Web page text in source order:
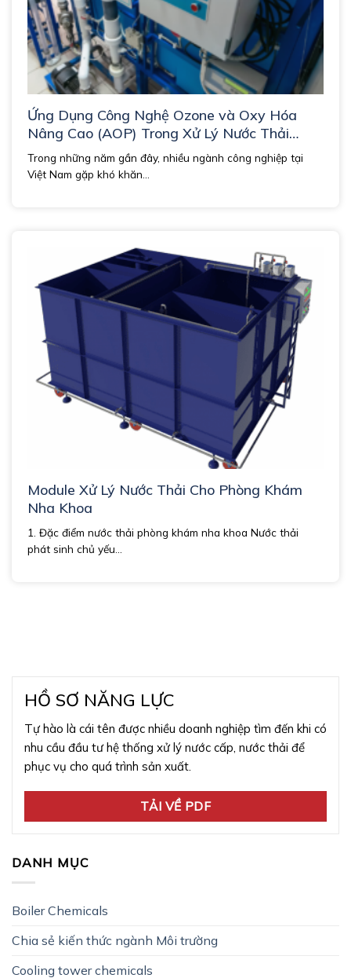
HỒ SƠ NĂNG LỰC
Tự hào là cái tên được nhiều doanh nghiệp tìm đến khi có
nhu cầu đầu tư hệ thống xử lý nước cấp, nước thải để
phục vụ cho quá trình sản xuất.
TẢI VỀ PDF
DANH MỤC
Boiler Chemicals
Chia sẻ kiến thức ngành Môi trường
Cooling tower chemicals
Ứng Dụng Công Nghệ Ozone và Oxy Hóa
Nâng Cao (AOP) Trong Xử Lý Nước Thải
Công Nghiệp
Trong những năm gần đây, nhiều ngành công nghiệp tại
Việt Nam gặp khó khăn...
Module Xử Lý Nước Thải Cho Phòng Khám
Nha Khoa
1. Đặc điểm nước thải phòng khám nha khoa Nước thải
phát sinh chủ yếu...